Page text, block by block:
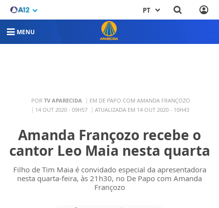
PT
MENU
POR TV APARECIDA
EM DE PAPO COM AMANDA FRANÇOZO
14 OUT 2020 - 09H57
ATUALIZADA EM 14 OUT 2020 - 10H43
Amanda Françozo recebe o
cantor Leo Maia nesta quarta
Filho de Tim Maia é convidado especial da apresentadora
nesta quarta-feira, às 21h30, no De Papo com Amanda
Françozo